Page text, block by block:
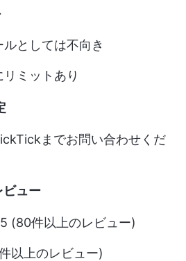
としては不向き
ミットあり
までお問い合わせくだ
ュー
(80件以上のレビュー)
以上のレビュー)